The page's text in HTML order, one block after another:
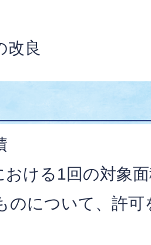
改良
おける1回の対象
のについて、許